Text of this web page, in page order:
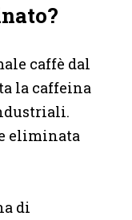
caffè dal
la caffeina
eliminata
di